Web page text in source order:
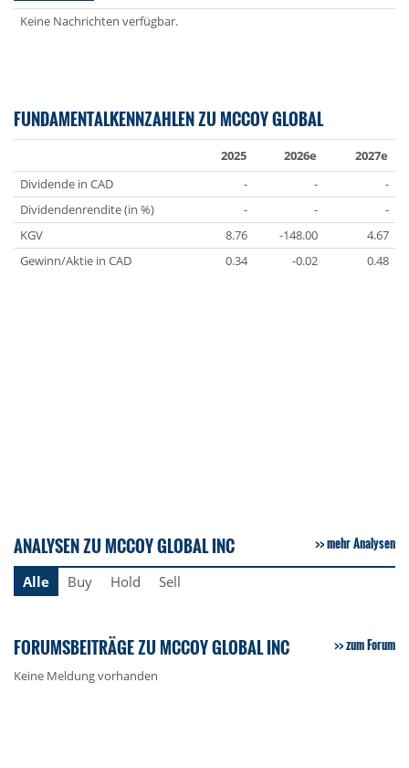
Keine Nachrichten verfügbar.
FUNDAMENTALKENNZAHLEN ZU MCCOY GLOBAL
2025 2026e
2027e
Dividende in CAD
- -
-
Dividendenrendite (in %)
- -
-
KGV
8.76 -148.00
4.67
Gewinn/Aktie in CAD
0.34 -0.02 0.48
ANALYSEN ZU MCCOY GLOBAL INC mehr Analysen
Alle Buy Hold Sell
FORUMSBEITRÄGE ZU MCCOY GLOBAL INC zum Forum
Keine Meldung vorhanden